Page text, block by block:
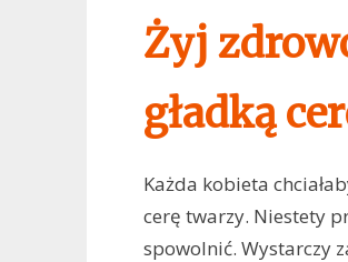
Żyj
gładką
Każda kobieta
cerę twarzy. Niestety
spowolnić. Wystarczy